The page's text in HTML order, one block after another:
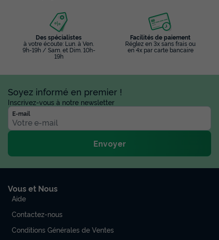
Des spécialistes
à votre écoute: Lun. à Ven.
9h-19h / Sam. et Dim. 10h-
19h
Facilités de paiement
Réglez en 3x sans frais ou
en 4x par carte bancaire
Soyez informé en premier !
Inscrivez-vous à notre newsletter
E-mail
Envoyer
Vous et Nous
Aide
Contactez-nous
Conditions Générales de Ventes